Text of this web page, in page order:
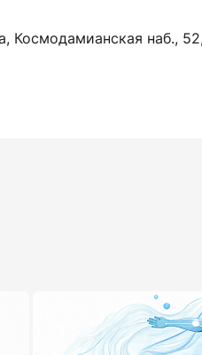
Космодамианская наб.,